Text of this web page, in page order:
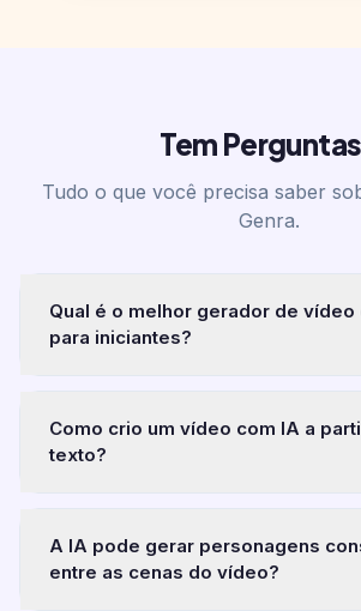
Tudo o que você precisa saber
Genra.
para iniciantes?
texto?
entre as cenas do vídeo?